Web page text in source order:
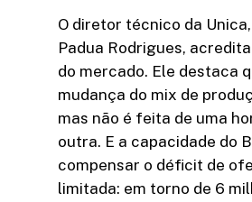
O diretor técnico da
Padua Rodrigues,
do mercado. Ele destaca
mudança do mix de
mas não é feita de uma
outra. E a capacidade do
compensar o déficit de
limitada: em torno de 6